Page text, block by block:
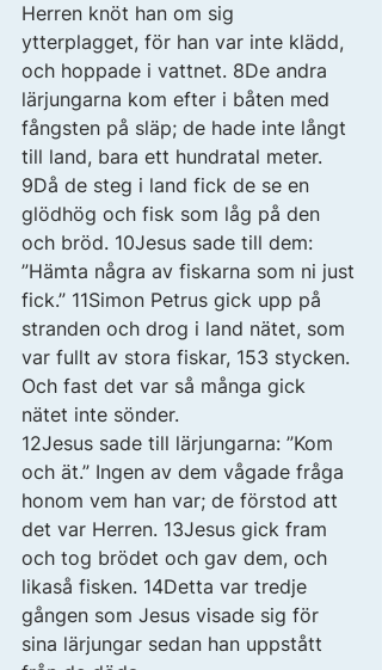
Herren knöt han om sig
ytterplagget, för han var inte klädd,
och hoppade i vattnet. 8De andra
lärjungarna kom efter i båten med
fångsten på släp; de hade inte långt
till land, bara ett hundratal meter.
9Då de steg i land fick de se en
glödhög och fisk som låg på den
och bröd. 10Jesus sade till dem:
”Hämta några av fiskarna som ni just
fick.” 11Simon Petrus gick upp på
stranden och drog i land nätet, som
var fullt av stora fiskar, 153 stycken.
Och fast det var så många gick
nätet inte sönder.
12Jesus sade till lärjungarna: ”Kom
och ät.” Ingen av dem vågade fråga
honom vem han var; de förstod att
det var Herren. 13Jesus gick fram
och tog brödet och gav dem, och
likaså fisken. 14Detta var tredje
gången som Jesus visade sig för
sina lärjungar sedan han uppstått